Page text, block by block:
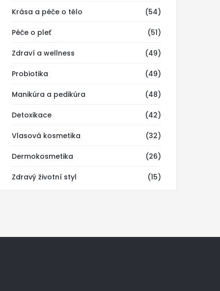
Krása a péče o tělo (54)
Péče o pleť (51)
Zdraví a wellness (49)
Probiotika (49)
Manikúra a pedikúra (48)
Detoxikace (42)
Vlasová kosmetika (32)
Dermokosmetika (26)
Zdravý životní styl (15)